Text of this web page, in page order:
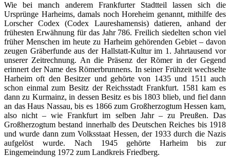
Wie bei manch anderem Frankfurter Stadtteil lassen sich die
Ursprünge Harheims, damals noch Horeheim genannt, mithilfe des
Lorscher Codex (Codex Laureshamensis) datieren, anhand der
frühesten Erwähnung für das Jahr 786. Freilich siedelten schon viel
früher Menschen im heute zu Harheim gehörenden Gebiet – davon
zeugen Gräberfunde aus der Hallstatt-Kultur im 1. Jahrtausend vor
unserer Zeitrechnung. An die Präsenz der Römer in der Gegend
erinnert der Name des Römerbrunnens. In seiner Frühzeit wechselte
Harheim oft den Besitzer und gehörte von 1435 und 1511 auch
schon einmal zum Besitz der Reichsstadt Frankfurt. 1581 kam es
dann zu Kurmainz, in dessen Besitz es bis 1803 blieb, und fiel dann
an das Haus Nassau, bis es 1866 zum Großherzogtum Hessen kam,
also nicht – wie Frankfurt im selben Jahr – zu Preußen. Das
Großherzogtum bestand innerhalb des Deutschen Reiches bis 1918
und wurde dann zum Volksstaat Hessen, der 1933 durch die Nazis
aufgelöst wurde. Nach 1945 gehörte Harheim bis zur
Eingemeindung 1972 zum Landkreis Friedberg.